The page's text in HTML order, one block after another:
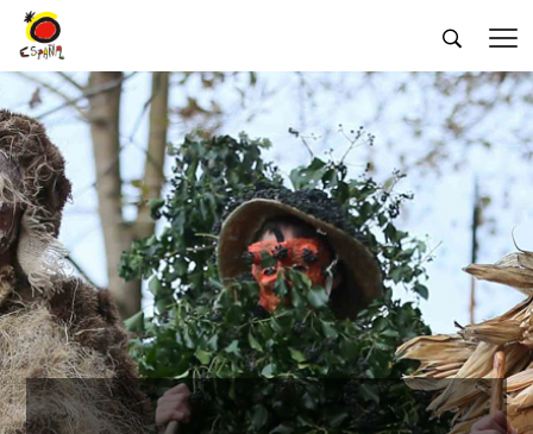
 